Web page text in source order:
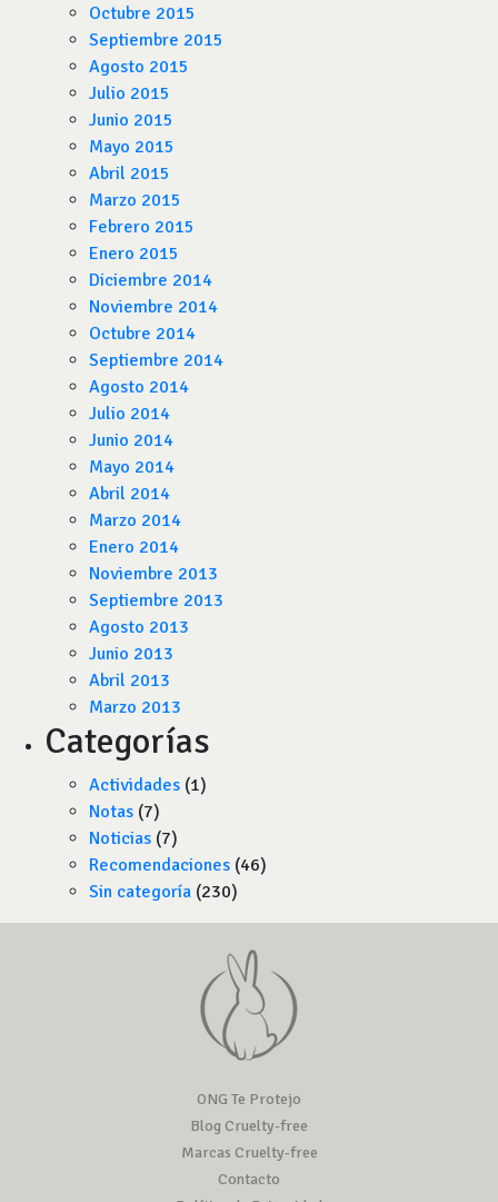
Octubre 2015
Septiembre 2015
Agosto 2015
Julio 2015
Junio 2015
Mayo 2015
Abril 2015
Marzo 2015
Febrero 2015
Enero 2015
Diciembre 2014
Noviembre 2014
Octubre 2014
Septiembre 2014
Agosto 2014
Julio 2014
Junio 2014
Mayo 2014
Abril 2014
Marzo 2014
Enero 2014
Noviembre 2013
Septiembre 2013
Agosto 2013
Junio 2013
Abril 2013
Marzo 2013
Categorías
Actividades (1)
Notas (7)
Noticias (7)
Recomendaciones (46)
Sin categoría (230)
ONG Te Protejo
Blog Cruelty-free
Marcas Cruelty-free
Contacto